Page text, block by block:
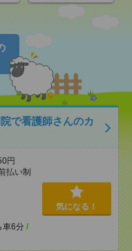
で看護師さんのカ
円
払い制
車6分 /
気になる！